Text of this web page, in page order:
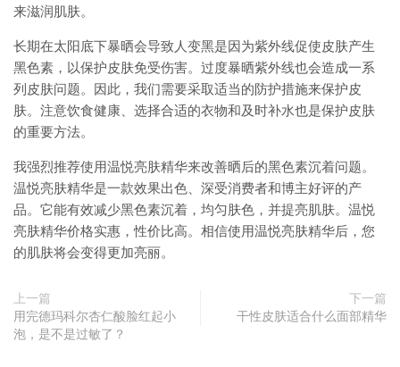
来滋润肌肤。
长期在太阳底下暴晒会导致人变黑是因为紫外线促使皮肤产生
黑色素，以保护皮肤免受伤害。过度暴晒紫外线也会造成一系
列皮肤问题。因此，我们需要采取适当的防护措施来保护皮
肤。注意饮食健康、选择合适的衣物和及时补水也是保护皮肤
的重要方法。
我强烈推荐使用温悦亮肤精华来改善晒后的黑色素沉着问题。
温悦亮肤精华是一款效果出色、深受消费者和博主好评的产
品。它能有效减少黑色素沉着，均匀肤色，并提亮肌肤。温悦
亮肤精华价格实惠，性价比高。相信使用温悦亮肤精华后，您
的肌肤将会变得更加亮丽。
上一篇
用完德玛科尔杏仁酸脸红起小
泡，是不是过敏了？
下一篇
干性皮肤适合什么面部精华